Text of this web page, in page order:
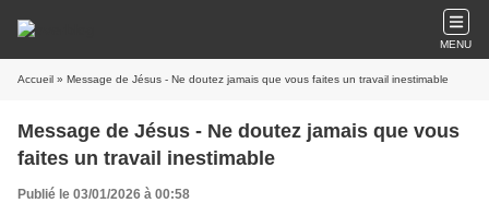
MENU
Accueil » Message de Jésus - Ne doutez jamais que vous faites un travail inestimable
Message de Jésus - Ne doutez jamais que vous
faites un travail inestimable
Publié le 03/01/2026 à 00:58